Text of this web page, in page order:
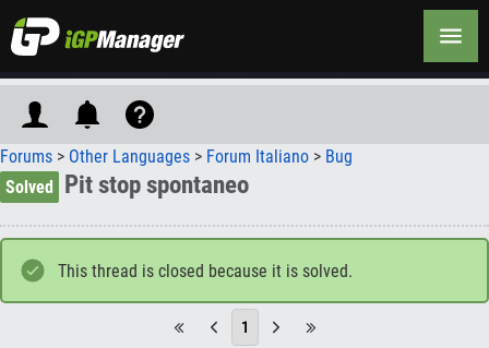
Forums > Other Languages > Forum Italiano > Bug
Solved
Pit stop spontaneo
This thread is closed because it is solved.
1